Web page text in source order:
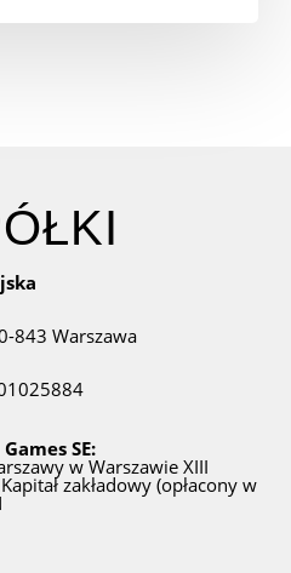
843 Warszawa
SE:
w WarszawieXIII
zakładowy (opłacony w